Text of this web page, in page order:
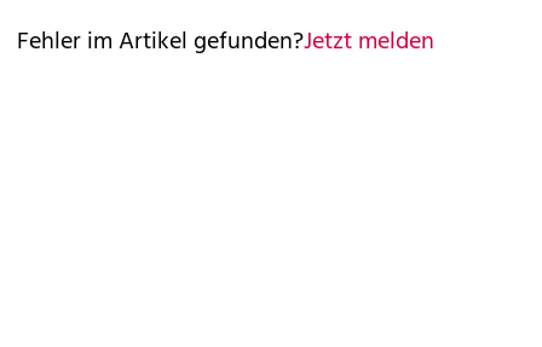
Fehler im Artikel gefunden?Jetzt melden